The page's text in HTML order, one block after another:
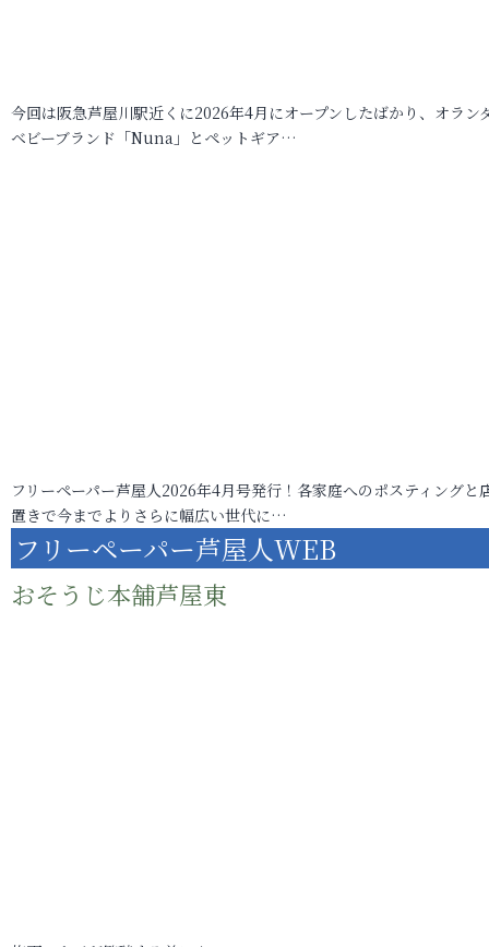
今回は阪急芦屋川駅近くに2026年4月にオープンしたばかり、オラン
ベビーブランド「Nuna」とペットギア…
フリーペーパー芦屋人2026年4月号発行！各家庭へのポスティングと
置きで今までよりさらに幅広い世代に…
フリーペーパー芦屋人WEB
おそうじ本舗芦屋東